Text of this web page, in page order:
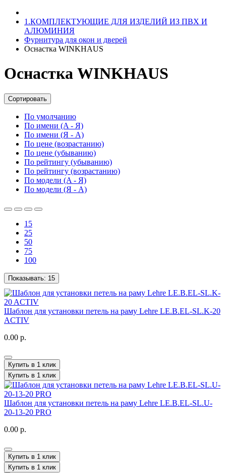
1.КОМПЛЕКТУЮЩИЕ ДЛЯ ИЗДЕЛИЙ ИЗ ПВХ И
АЛЮМИНИЯ
Фурнитура для окон и дверей
Оснастка WINKHAUS
Оснастка WINKHAUS
Сортировать
По умолчанию
По имени (A - Я)
По имени (Я - A)
По цене (возрастанию)
По цене (убыванию)
По рейтингу (убыванию)
По рейтингу (возрастанию)
По модели (A - Я)
По модели (Я - A)
15
25
50
75
100
Показывать: 15
Шаблон для установки петель на раму Lehre LE.B.EL-SL.K-20
ACTIV
0.00 р.
Купить в 1 клик
Купить в 1 клик
Шаблон для установки петель на раму Lehre LE.B.EL-SL.U-
20-13-20 PRO
0.00 р.
Купить в 1 клик
Купить в 1 клик